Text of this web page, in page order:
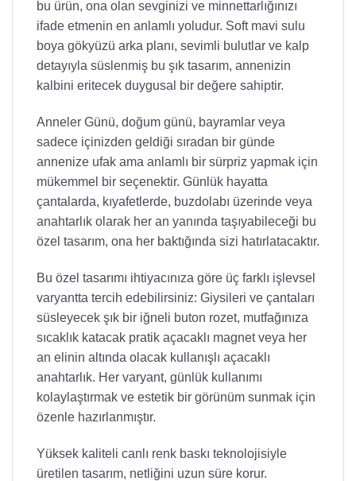
bu ürün, ona olan sevginizi ve minnettarlığınızı
ifade etmenin en anlamlı yoludur. Soft mavi sulu
boya gökyüzü arka planı, sevimli bulutlar ve kalp
detayıyla süslenmiş bu şık tasarım, annenizin
kalbini eritecek duygusal bir değere sahiptir.
Anneler Günü, doğum günü, bayramlar veya
sadece içinizden geldiği sıradan bir günde
annenize ufak ama anlamlı bir sürpriz yapmak için
mükemmel bir seçenektir. Günlük hayatta
çantalarda, kıyafetlerde, buzdolabı üzerinde veya
anahtarlık olarak her an yanında taşıyabileceği bu
özel tasarım, ona her baktığında sizi hatırlatacaktır.
Bu özel tasarımı ihtiyacınıza göre üç farklı işlevsel
varyantta tercih edebilirsiniz: Giysileri ve çantaları
süsleyecek şık bir iğneli buton rozet, mutfağınıza
sıcaklık katacak pratik açacaklı magnet veya her
an elinin altında olacak kullanışlı açacaklı
anahtarlık. Her varyant, günlük kullanımı
kolaylaştırmak ve estetik bir görünüm sunmak için
özenle hazırlanmıştır.
Yüksek kaliteli canlı renk baskı teknolojisiyle
üretilen tasarım, netliğini uzun süre korur.